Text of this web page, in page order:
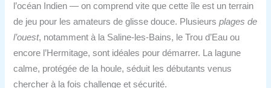
l’océan Indien — on comprend vite que cette île est un terrain
de jeu pour les amateurs de glisse douce. Plusieursplages de
l’ouest, notamment à la Saline-les-Bains, le Trou d’Eau ou
encore l’Hermitage, sont idéales pour démarrer. La lagune
calme, protégée de la houle, séduit les débutants venus
chercher à la fois challenge et sécurité.